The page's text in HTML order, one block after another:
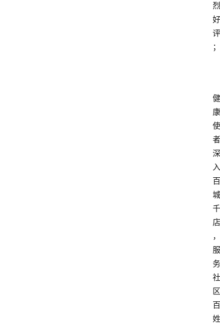
烈
好
评
；
健
康
使
者
深
入
百
城
千
店
，
服
务
社
区
百
姓